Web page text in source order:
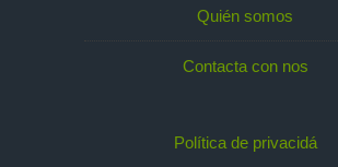
Quién somos
Contacta con nos
Política de privacidá